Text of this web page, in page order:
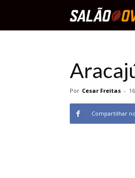
Por Cesar Freitas -
Compartilhar